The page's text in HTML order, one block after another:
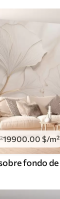
19900.00 $/m²